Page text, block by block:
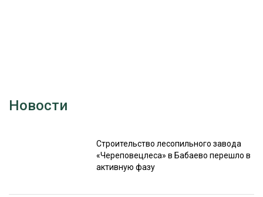
Новости
Строительство лесопильного завода
«Череповецлеса» в Бабаево перешло в
активную фазу